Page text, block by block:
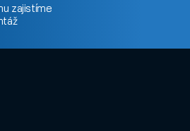
zajistíme